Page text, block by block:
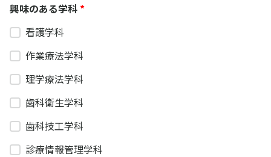
興味のある学科 *
看護学科
作業療法学科
理学療法学科
歯科衛生学科
歯科技工学科
診療情報管理学科